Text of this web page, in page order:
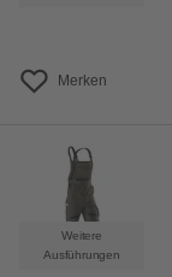
Merken
Weitere
Ausführungen